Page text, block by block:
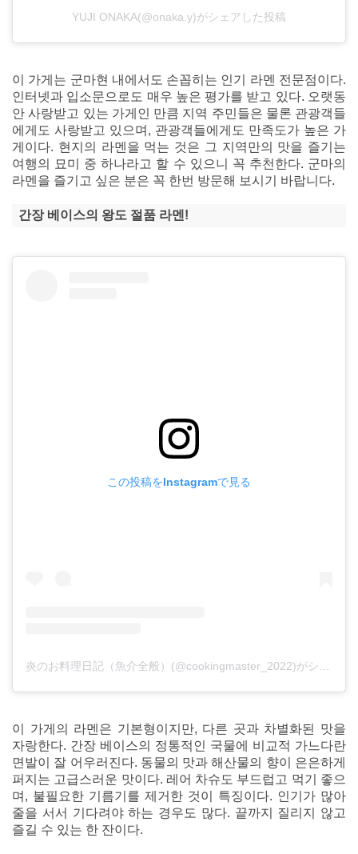
YUJI ONAKA(@onaka.y)がシェアした投稿
이 가게는 군마현 내에서도 손꼽히는 인기 라멘 전문점이다.
인터넷과 입소문으로도 매우 높은 평가를 받고 있다. 오랫동
안 사랑받고 있는 가게인 만큼 지역 주민들은 물론 관광객들
에게도 사랑받고 있으며, 관광객들에게도 만족도가 높은 가
게이다. 현지의 라멘을 먹는 것은 그 지역만의 맛을 즐기는
여행의 묘미 중 하나라고 할 수 있으니 꼭 추천한다. 군마의
라멘을 즐기고 싶은 분은 꼭 한번 방문해 보시기 바랍니다.
간장 베이스의 왕도 절품 라멘!
この投稿をInstagramで見る
이 가게의 라멘은 기본형이지만, 다른 곳과 차별화된 맛을
자랑한다. 간장 베이스의 정통적인 국물에 비교적 가느다란
면발이 잘 어우러진다. 동물의 맛과 해산물의 향이 은은하게
퍼지는 고급스러운 맛이다. 레어 차슈도 부드럽고 먹기 좋으
며, 불필요한 기름기를 제거한 것이 특징이다. 인기가 많아
줄을 서서 기다려야 하는 경우도 많다. 끝까지 질리지 않고
즐길 수 있는 한 잔이다.